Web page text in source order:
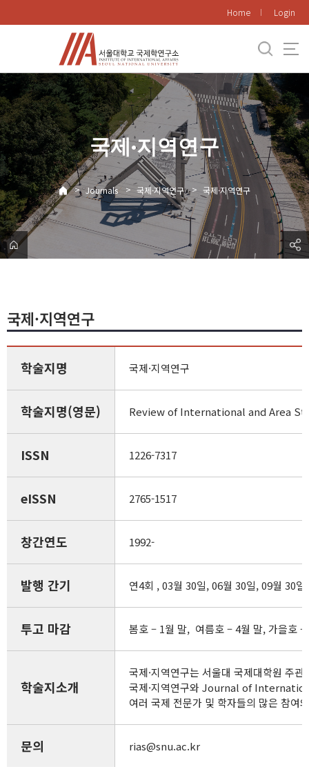
로
메
뉴
Home Login
국제·지역연구
> Journals > 국제·지역연구 > 국제·지역연구
국제·지역연구
학술지명 국제·지역연구
학술지명(영문) Review of International and Area
ISSN 1226-7317
eISSN 2765-1517
창간연도 1992-
발행 간기 연4회 , 03월 30일, 06월 30일, 09월 30
투고 마감 봄호 – 1월 말, 여름호 – 4월 말, 가을호
학술지소개
국제·지역연구는 서울대 국제대학원 주
국제·지역연구와 Journal of
여러 국제 전문가 및 학자들의 많은 참여
문의 rias@snu.ac.kr